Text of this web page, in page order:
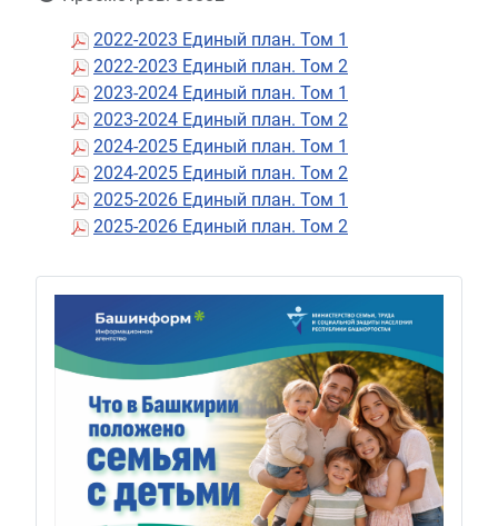
2022-2023 Единый план. Том 1
2022-2023 Единый план. Том 2
2023-2024 Единый план. Том 1
2023-2024 Единый план. Том 2
2024-2025 Единый план. Том 1
2024-2025 Единый план. Том 2
2025-2026 Единый план. Том 1
2025-2026 Единый план. Том 2